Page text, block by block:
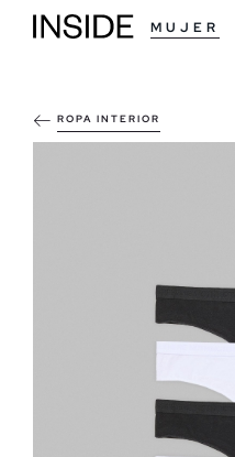
MUJER
ROPA INTERIOR